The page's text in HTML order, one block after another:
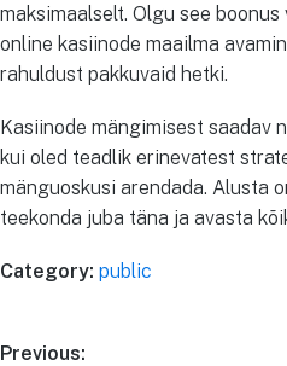
maksimaalselt. Olgu see
online kasiinode maailma
rahuldust pakkuvaid hetki.
Kasiinode mängimisest saadav
kui oled teadlik erinevatest
mänguoskusi arendada. Alusta
teekonda juba täna ja avasta
Category: public
Previous: